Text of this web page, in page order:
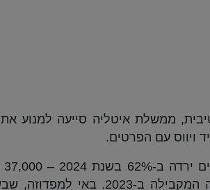
ממשלת איטליה סייעה למנוע
ויווס עם הפרטים.
באוגוסט בהשוואה לכ-98,000 בתקופה